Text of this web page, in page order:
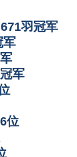
羽冠军
军
军
6位